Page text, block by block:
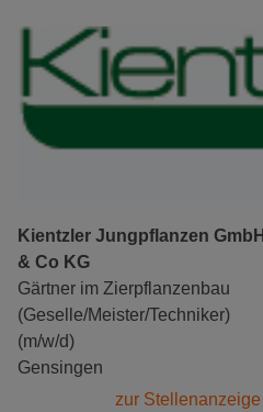
Kientzler Jungpflanzen GmbH
& Co KG
Gärtner im Zierpflanzenbau
(Geselle/Meister/Techniker)
(m/w/d)
Gensingen
zur Stellenanzeige